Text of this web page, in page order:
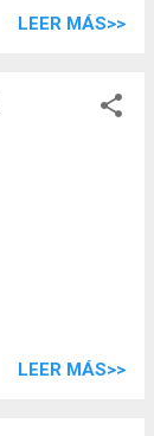
de comedor
€ 23,5 € 25
11 € 12 € Día
Para una
contacten
LEER MÁS>>
LEER MÁS>>